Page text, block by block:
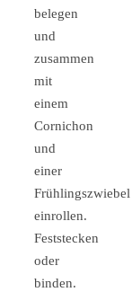
belegen
und
zusammen
mit
einem
Cornichon
und
einer
Frühlingszwiebel
einrollen.
Feststecken
oder
binden.